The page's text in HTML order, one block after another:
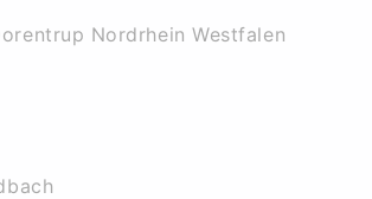
Nordrhein Westfalen